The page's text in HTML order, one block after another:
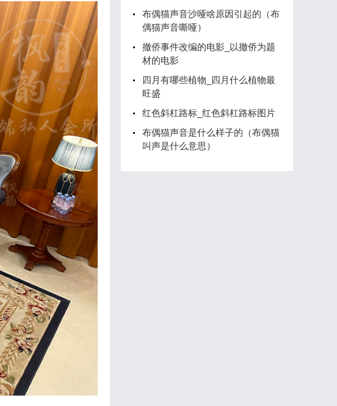
布偶猫声音沙哑啥原因引起的（布
偶猫声音嘶哑）
撤侨事件改编的电影_以撤侨为题
材的电影
四月有哪些植物_四月什么植物最
旺盛
红色斜杠路标_红色斜杠路标图片
布偶猫声音是什么样子的（布偶猫
叫声是什么意思）